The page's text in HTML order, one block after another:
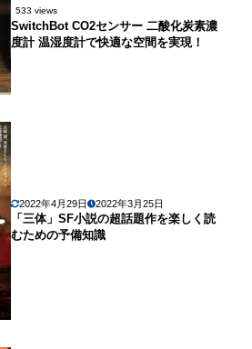
533 views
SwitchBot CO2センサー 二酸化炭素濃
度計 温湿度計で快適な空間を実現！
2022年4月29日 2022年3月25日
「三体」SF小説の超話題作を楽しく読
むための予備知識